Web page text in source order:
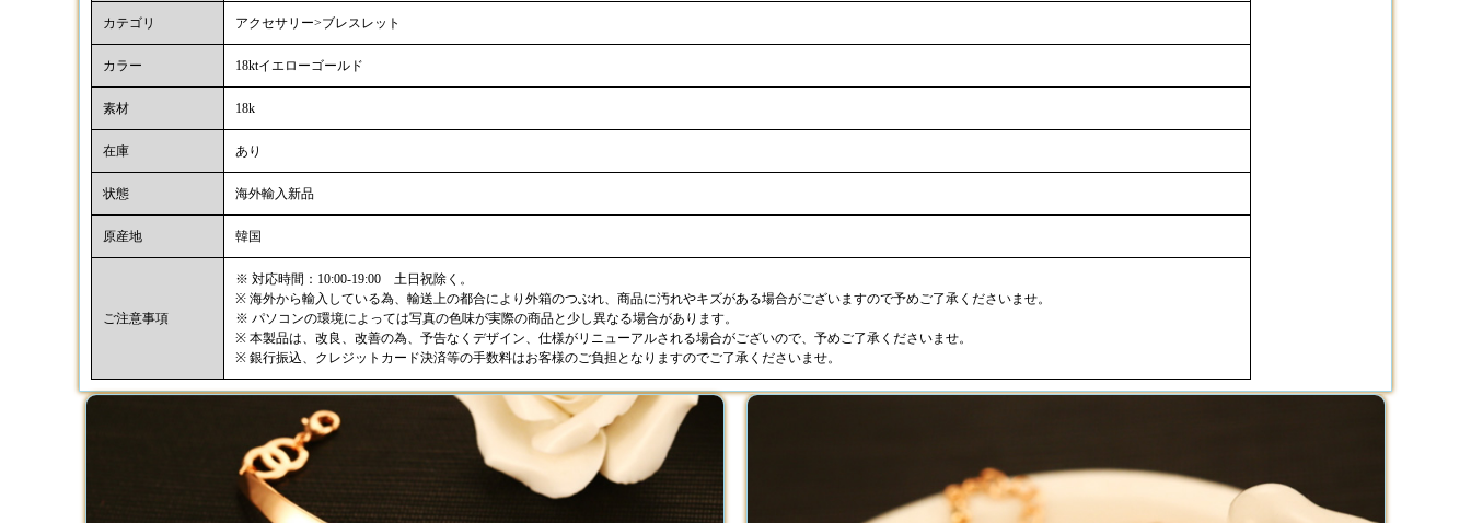
カテゴリ アクセサリー>ブレスレット
カラー 18ktイエローゴールド
素材 18k
在庫 あり
状態 海外輸入新品
原産地 韓国
ご注意事項
※ 対応時間：10:00-19:00 土日祝除く。
※ 海外から輸入している為、輸送上の都合により外箱のつぶれ、商品に汚れやキズがある場合がございますので予めご了承くださいませ。
※ パソコンの環境によっては写真の色味が実際の商品と少し異なる場合があります。
※ 本製品は、改良、改善の為、予告なくデザイン、仕様がリニューアルされる場合がございので、予めご了承くださいませ。
※ 銀行振込、クレジットカード決済等の手数料はお客様のご負担となりますのでご了承くださいませ。